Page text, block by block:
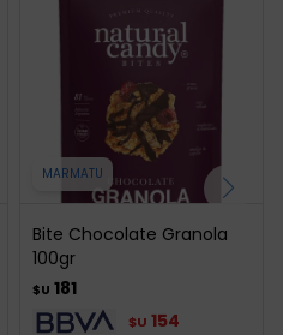
MARMATU
Bite Chocolate Granola
100gr
$U 181
$U 154